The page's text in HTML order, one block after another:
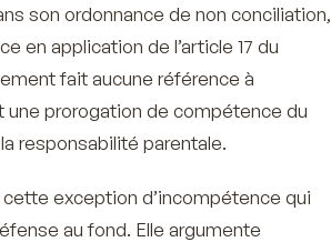
son ordonnance de non conciliation,
en application de l’article 17 du
fait aucune référence à
une prorogation de compétence du
responsabilité parentale.
exception d’incompétence qui
au fond. Elle argumente